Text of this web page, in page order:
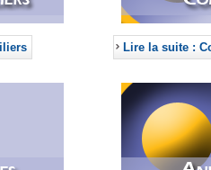
Lire la suite :